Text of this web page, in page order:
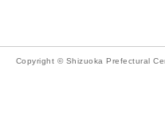
Copyright © Shizuoka Prefectural